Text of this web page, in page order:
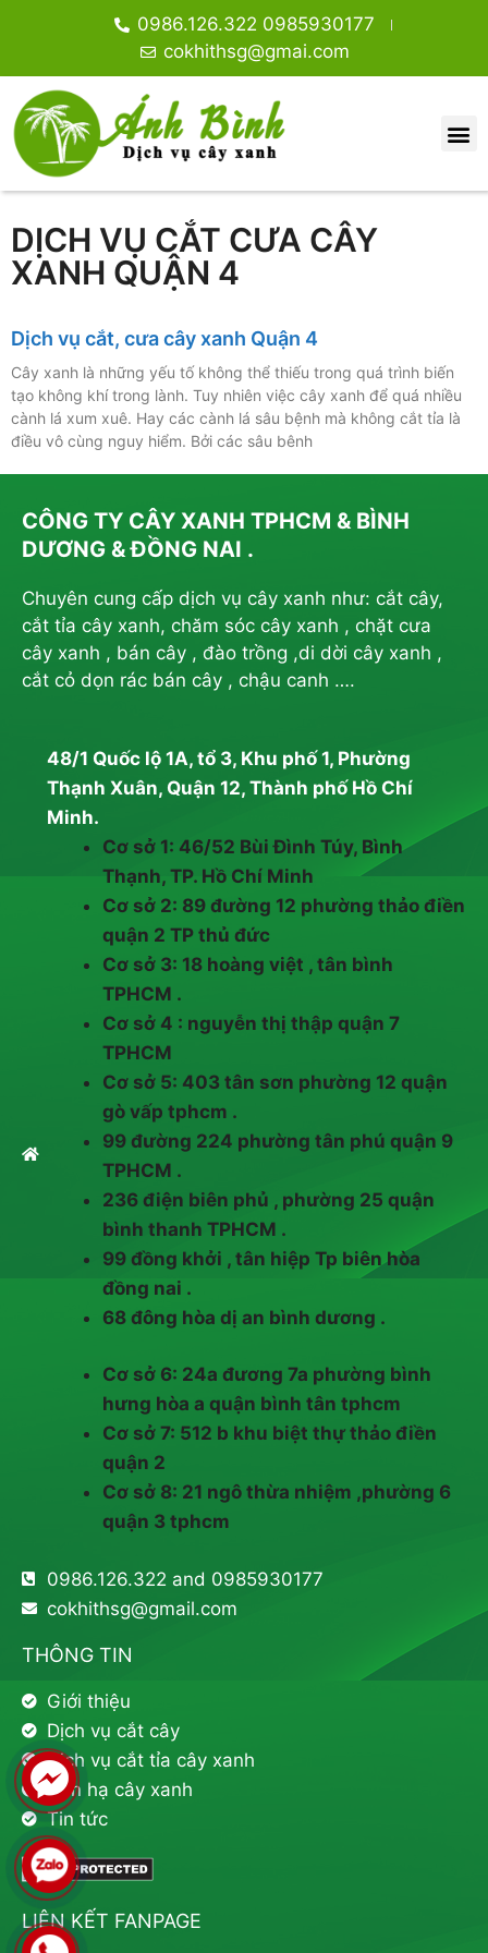
0986.126.322 0985930177
cokhithsg@gmai.com
DỊCH VỤ CẮT CƯA CÂY
XANH QUẬN 4
Dịch vụ cắt, cưa cây xanh Quận 4
Cây xanh là những yếu tố không thể thiếu trong quá trình biến
tạo không khí trong lành. Tuy nhiên việc cây xanh để quá nhiều
cành lá xum xuê. Hay các cành lá sâu bệnh mà không cắt tỉa là
điều vô cùng nguy hiểm. Bởi các sâu bênh
CÔNG TY CÂY XANH TPHCM & BÌNH
DƯƠNG & ĐỒNG NAI .
Chuyên cung cấp dịch vụ cây xanh như: cắt cây,
cắt tỉa cây xanh, chăm sóc cây xanh , chặt cưa
cây xanh , bán cây , đào trồng ,di dời cây xanh ,
cắt cỏ dọn rác bán cây , chậu canh ….
48/1 Quốc lộ 1A, tổ 3, Khu phố 1, Phường
Thạnh Xuân, Quận 12, Thành phố Hồ Chí
Minh.
Cơ sở 1: 46/52 Bùi Đình Túy, Bình
Thạnh, TP. Hồ Chí Minh
Cơ sở 2: 89 đường 12 phường thảo điền
quận 2 TP thủ đức
Cơ sở 3: 18 hoàng việt , tân bình
TPHCM .
Cơ sở 4 : nguyễn thị thập quận 7
TPHCM
Cơ sở 5: 403 tân sơn phường 12 quận
gò vấp tphcm .
99 đường 224 phường tân phú quận 9
TPHCM .
236 điện biên phủ , phường 25 quận
bình thanh TPHCM .
99 đồng khởi , tân hiệp Tp biên hòa
đồng nai .
68 đông hòa dị an bình dương .
Cơ sở 6: 24a đương 7a phường bình
hưng hòa a quận bình tân tphcm
Cơ sở 7: 512 b khu biệt thự thảo điền
quận 2
Cơ sở 8: 21 ngô thừa nhiệm ,phường 6
quận 3 tphcm
0986.126.322 and 0985930177
cokhithsg@gmail.com
THÔNG TIN
Giới thiệu
Dịch vụ cắt cây
Dịch vụ cắt tỉa cây xanh
Đốn hạ cây xanh
Tin tức
LIÊN KẾT FANPAGE